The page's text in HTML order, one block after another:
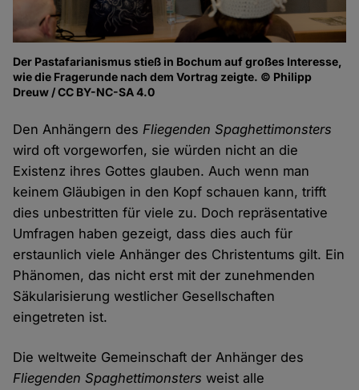
Der Pastafarianismus stieß in Bochum auf großes Interesse,
wie die Fragerunde nach dem Vortrag zeigte. © Philipp
Dreuw / CC BY-NC-SA 4.0
Den Anhängern desFliegenden Spaghettimonsters
wird oft vorgeworfen, sie würden nicht an die
Existenz ihres Gottes glauben. Auch wenn man
keinem Gläubigen in den Kopf schauen kann, trifft
dies unbestritten für viele zu. Doch repräsentative
Umfragen haben gezeigt, dass dies auch für
erstaunlich viele Anhänger des Christentums gilt. Ein
Phänomen, das nicht erst mit der zunehmenden
Säkularisierung westlicher Gesellschaften
eingetreten ist.
Die weltweite Gemeinschaft der Anhänger des
Fliegenden Spaghettimonstersweist alle